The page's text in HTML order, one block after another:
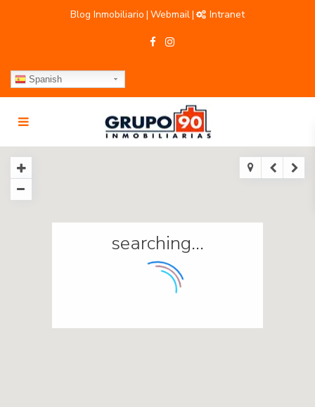
Blog Inmobiliario | Webmail| Intranet
Spanish
searching...